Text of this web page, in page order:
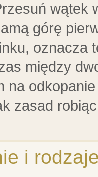
wątek
górę
oznacza
między
na
zasad
i